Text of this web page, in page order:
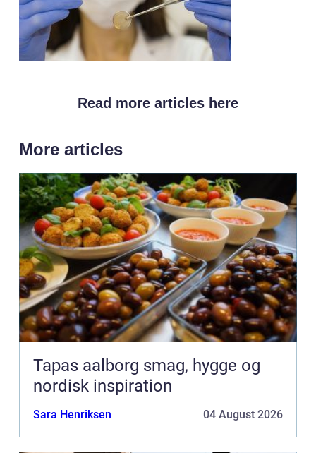
Read more articles here
More articles
Tapas aalborg smag, hygge og
nordisk inspiration
Sara Henriksen 04 August 2026